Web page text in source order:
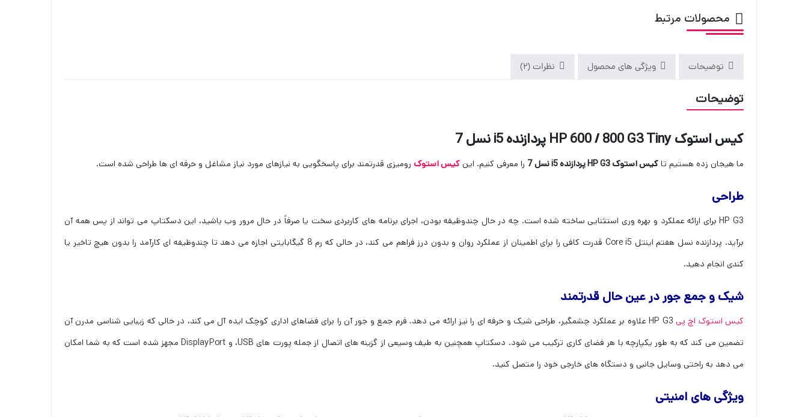
محصولات مرتبط
توضیحات ویژگی های محصول نظرات (2)
توضیحات
کیس استوک HP 600 / 800 G3 Tiny پردازنده i5 نسل 7
ما هیجان زده هستیم تا کیس استوک HP G3 پردازنده i5 نسل 7 را معرفی کنیم. این کیس استوک رومیزی قدرتمند برای پاسخگویی به نیازهای مورد نیاز مشاغل و حرفه ای ها طراحی شده است.
طراحی
HP G3 برای ارائه عملکرد و بهره وری استثنایی ساخته شده است. چه در حال چندوظیفه بودن، اجرای برنامه های کاربردی سخت یا صرفاً در حال مرور وب باشید، این دسکتاپ می تواند از پس همه آن
برآید. پردازنده نسل هفتم اینتل Core i5 قدرت کافی را برای اطمینان از عملکرد روان و بدون درز فراهم می کند، در حالی که رم 8 گیگابایتی اجازه می دهد تا چندوظیفه ای کارآمد را بدون هیچ تاخیر یا
کندی انجام دهید.
شیک و جمع جور در عین حال قدرتمند
کیس استوک اچ پی
HP G3 علاوه بر عملکرد چشمگیر، طراحی شیک و حرفه ای را نیز ارائه می دهد. فرم جمع و جور آن را برای فضاهای اداری کوچک ایده آل می کند، در حالی که زیبایی شناسی مدرن آن
تضمین می کند که به طور یکپارچه با هر فضای کاری ترکیب می شود. دسکتاپ همچنین به طیف وسیعی از گزینه های اتصال از جمله پورت های USB، و DisplayPort مجهز شده است که به شما امکان
می دهد به راحتی وسایل جانبی و دستگاه های خارجی خود را متصل کنید.
ویژگی های امنیتی